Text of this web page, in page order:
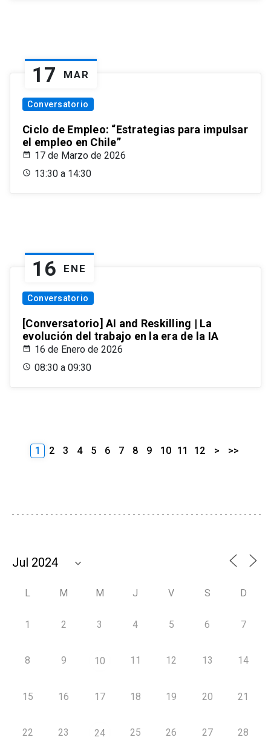
17 MAR
Conversatorio
Ciclo de Empleo: “Estrategias para impulsar
el empleo en Chile”
17 de Marzo de 2026
13:30 a 14:30
16 ENE
Conversatorio
[Conversatorio] AI and Reskilling | La
evolución del trabajo en la era de la IA
16 de Enero de 2026
08:30 a 09:30
1 2 3 4 5 6 7 8 9 10 11 12 > >>
L M M J V S D
1 2 3 4 5 6 7
8 9 10 11 12 13 14
15 16 17 18 19 20 21
22 23 24 25 26 27 28